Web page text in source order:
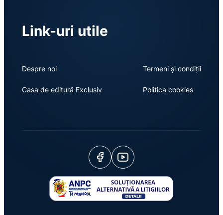
Link-uri utile
Despre noi
Casa de editură Exclusiv
Termeni și condiții
Politica cookies